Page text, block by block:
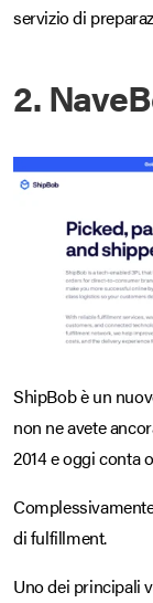
servizio di
2.
ShipBob è un
non ne avete
2014 e oggi conta
di fulfillment.
Uno dei principali